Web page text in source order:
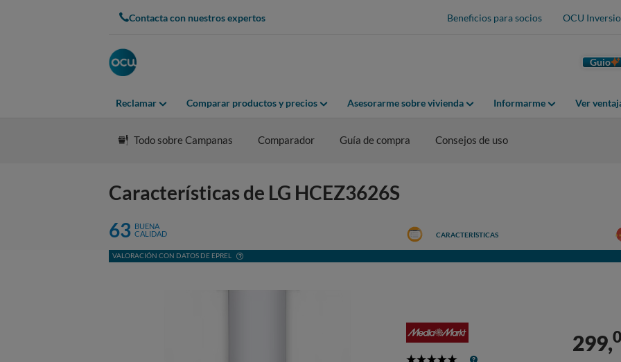
Contacta con nuestros expertos Beneficios para socios OCU
Guio
Reclamar Comparar productos y precios Asesorarme sobre vivienda Informarme Ver
Todo sobre Campanas Comparador Guía de compra Consejos de uso
Características de LG HCEZ3626S
63 BUENA
CALIDAD
VALORACIÓN CON DATOS DE EPREL
CARACTERÍSTICAS
5
299,